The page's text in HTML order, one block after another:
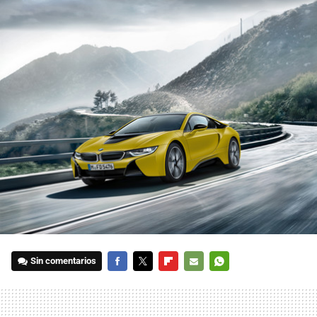
Sin comentarios
MAIL